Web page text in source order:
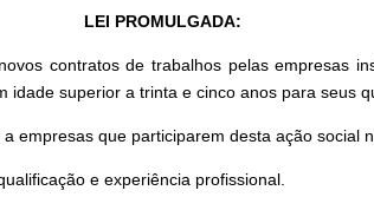
LEI PROMULGADA:
contratos de trabalhos pelas empresas
superior a trinta e cinco anos para seus
empresas que participarem desta ação social
e experiência profissional.